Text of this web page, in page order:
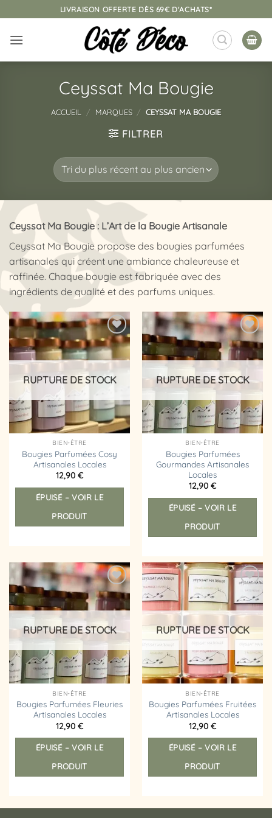
au
contenu
LIVRAISON OFFERTE DÈS 69€ D'ACHATS*
Ceyssat Ma Bougie
ACCUEIL / MARQUES / CEYSSAT MA BOUGIE
FILTRER
Ceyssat Ma Bougie : L’Art de la Bougie Artisanale
Ceyssat Ma Bougie propose des bougies parfumées
artisanales qui créent une ambiance chaleureuse et
raffinée. Chaque bougie est fabriquée avec des
ingrédients de qualité et des parfums uniques.
Ajouter
à la
liste
RUPTURE DE STOCK
BIEN-ÊTRE
Bougies Parfumées Cosy
Artisanales Locales
12,90 €
ÉPUISÉ – VOIR LE
PRODUIT
produit
variations.
options
peuvent
être
choisies
sur
page
du
produit
Ajouter
à la
liste
RUPTURE DE STOCK
BIEN-ÊTRE
Bougies Parfumées
Gourmandes Artisanales
Locales
12,90 €
ÉPUISÉ – VOIR LE
PRODUIT
être
du
Ajouter
à la
liste
RUPTURE DE STOCK
BIEN-ÊTRE
Bougies Parfumées Fleuries
Artisanales Locales
12,90 €
ÉPUISÉ – VOIR LE
PRODUIT
Ce
Ajouter
à la
liste
d’envies
RUPTURE DE STOCK
BIEN-ÊTRE
Bougies Parfumées Fruitées
Artisanales Locales
12,90 €
ÉPUISÉ – VOIR LE
PRODUIT
Ce